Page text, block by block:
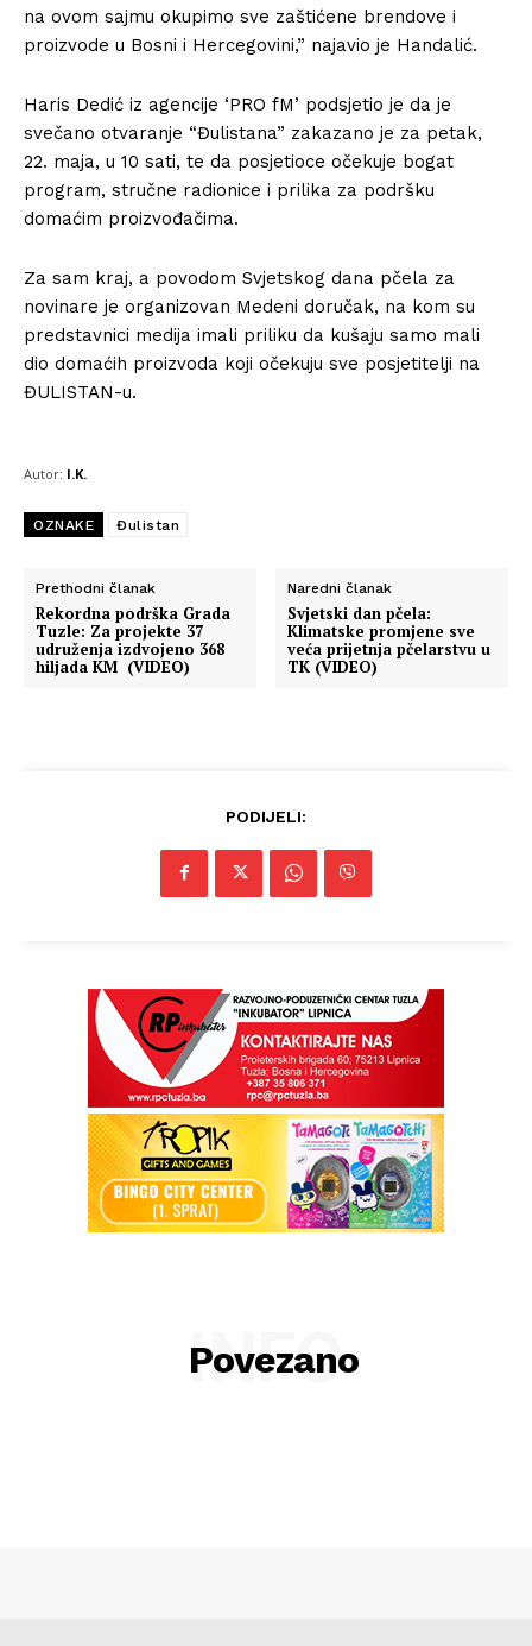
Info
O nama
Kontakt
Impressum
na ovom sajmu okupimo sve zaštićene brendove i
proizvode u Bosni i Hercegovini,” najavio je Handalić.
Haris Dedić iz agencije ‘PRO fM’ podsjetio je da je
svečano otvaranje “Đulistana” zakazano je za petak,
22. maja, u 10 sati, te da posjetioce očekuje bogat
program, stručne radionice i prilika za podršku
domaćim proizvođačima.
Za sam kraj, a povodom Svjetskog dana pčela za
novinare je organizovan Medeni doručak, na kom su
predstavnici medija imali priliku da kušaju samo mali
dio domaćih proizvoda koji očekuju sve posjetitelji na
ĐULISTAN-u.
Autor: I.K.
OZNAKE Đulistan
Prethodni članak
Rekordna podrška Grada
Tuzle: Za projekte 37
udruženja izdvojeno 368
hiljada KM (VIDEO)
Naredni članak
Svjetski dan pčela:
Klimatske promjene sve
veća prijetnja pčelarstvu u
TK (VIDEO)
PODIJELI:
Povezano
INFO